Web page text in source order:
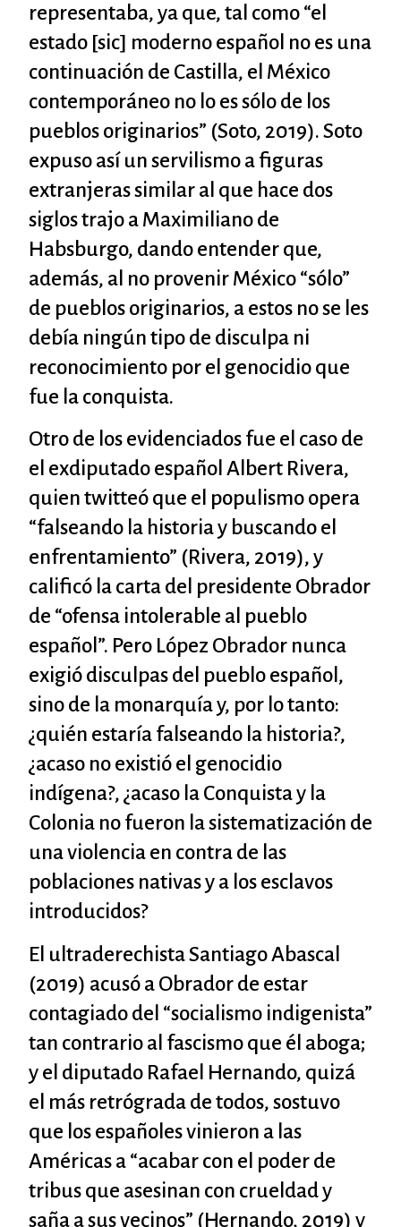
representaba, ya que, tal como “el
estado [sic] moderno español no es una
continuación de Castilla, el México
contemporáneo no lo es sólo de los
pueblos originarios” (Soto, 2019). Soto
expuso así un servilismo a figuras
extranjeras similar al que hace dos
siglos trajo a Maximiliano de
Habsburgo, dando entender que,
además, al no provenir México “sólo”
de pueblos originarios, a estos no se les
debía ningún tipo de disculpa ni
reconocimiento por el genocidio que
fue la conquista.
Otro de los evidenciados fue el caso de
el exdiputado español Albert Rivera,
quien twitteó que el populismo opera
“falseando la historia y buscando el
enfrentamiento” (Rivera, 2019), y
calificó la carta del presidente Obrador
de “ofensa intolerable al pueblo
español”. Pero López Obrador nunca
exigió disculpas del pueblo español,
sino de la monarquía y, por lo tanto:
¿quién estaría falseando la historia?,
¿acaso no existió el genocidio
indígena?, ¿acaso la Conquista y la
Colonia no fueron la sistematización de
una violencia en contra de las
poblaciones nativas y a los esclavos
introducidos?
El ultraderechista Santiago Abascal
(2019) acusó a Obrador de estar
contagiado del “socialismo indigenista”
tan contrario al fascismo que él aboga;
y el diputado Rafael Hernando, quizá
el más retrógrada de todos, sostuvo
que los españoles vinieron a las
Américas a “acabar con el poder de
tribus que asesinan con crueldad y
saña a sus vecinos” (Hernando, 2019) y